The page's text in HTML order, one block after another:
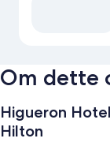
Om dette
Higueron
Hilton